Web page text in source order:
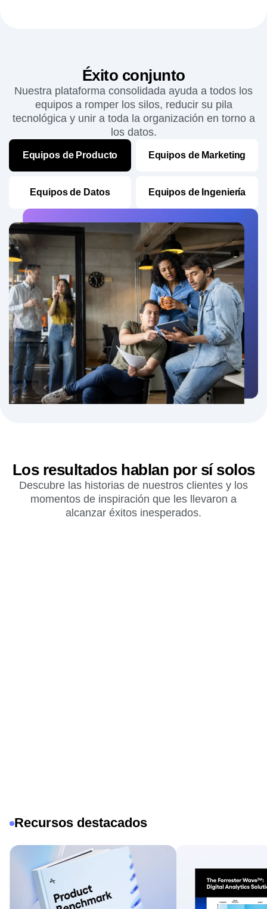
Éxito conjunto
Nuestra plataforma consolidada ayuda a todos los
equipos a romper los silos, reducir su pila
tecnológica y unir a toda la organización en torno a
los datos.
Equipos de Producto Equipos de Marketing
Equipos de Datos Equipos de Ingeniería
Obtén datos fiables sobre la participación
de los usuarios para crear mejores
productos.
Más información →
«Defendí dentro de la empresa la necesidad de crear los
productos de otra manera. Enseguida nos dimos cuenta de
que solo una herramienta podía conseguirlo: Amplitude».
Damien Delautier
Director de Producto, Groupe Canal+
Los resultados hablan por sí solos
Descubre las historias de nuestros clientes y los
momentos de inspiración que les llevaron a
alcanzar éxitos inesperados.
Recursos destacados